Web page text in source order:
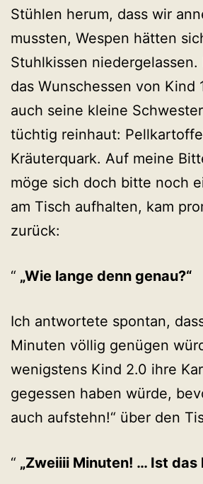
Stühlen herum, dass wir
mussten, Wespen hätten
Stuhlkissen niedergelassen.
das Wunschessen von Kind
auch seine kleine
tüchtig reinhaut:
Kräuterquark. Auf meine
möge sich doch bitte noch
am Tisch aufhalten, kam
zurück:
„Wie lange denn genau?“
Ich antwortete spontan,
Minuten völlig genügen
wenigstens Kind 2.0 ihre
gegessen haben würde,
auch aufstehn!“ über den
„Zweiiii Minuten! … Ist das